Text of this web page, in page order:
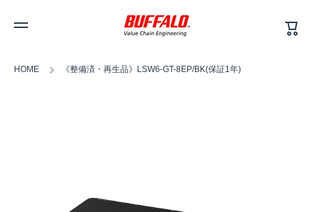
ー
ト
HOME 《整備済・再生品》LSW6-GT-8EP/BK(保証1年)